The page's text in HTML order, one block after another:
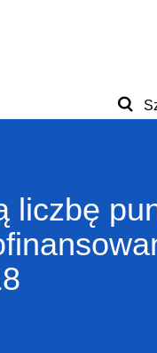
liczbę